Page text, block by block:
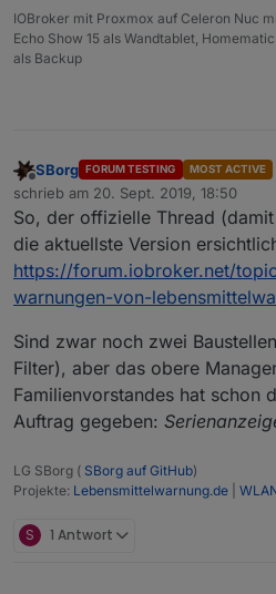
auch weshalb es auftaucht.
IOBroker mit Proxmox auf Celeron Nuc
Echo Show 15 als Wandtablet,
als Backup
Offline
SBorg FORUM TESTING MOST ACTIVE
schrieb am 20. Sept. 2019, 18:50
zuletzt editiert von
So, der offizielle Thread
die aktuellste Version
https://forum.iobroker.net/
warnungen-von-
Sind zwar noch zwei
Filter), aber das obere
Familienvorstandes hat schon
Auftrag gegeben:
LG SBorg ( SBorg auf GitHub)
Projekte: Lebensmittelwarnung.de
S 1 Antwort